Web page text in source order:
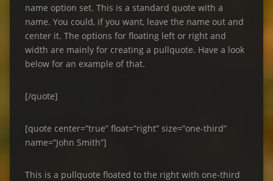
name option set. This is a standard quote with a
name. You could, if you want, leave the name out and
center it. The options for floating left or right and
width are mainly for creating a pullquote. Have a look
below for an example of that.
[/quote]
[quote center=”true” float=”right” size=”one-third”
name=”John Smith”]
This is a pullquote floated to the right with one-third